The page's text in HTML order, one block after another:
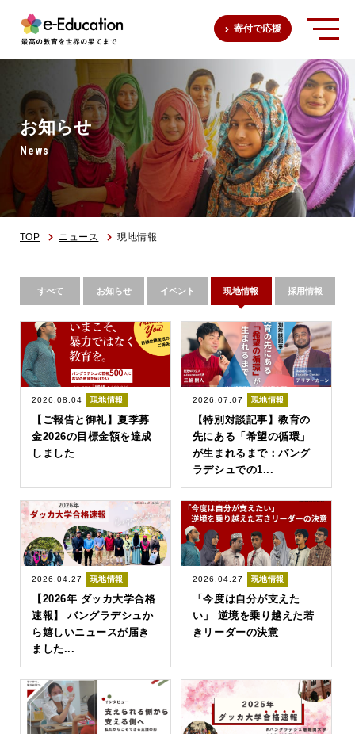
寄付で応援
お知らせ
News
TOP ニュース 現地情報
すべて お知らせ イベント 現地情報 採用情報
2026.08.04 現地情報
【ご報告と御礼】夏季募
金2026の目標金額を達成
しました
2026.07.07 現地情報
【特別対談記事】教育の
先にある「希望の循環」
が生まれるまで：バング
ラデシュでの1...
2026.04.27 現地情報
【2026年 ダッカ大学合格
速報】 バングラデシュか
ら嬉しいニュースが届き
ました...
2026.04.27 現地情報
「今度は自分が支えた
い」 逆境を乗り越えた若
きリーダーの決意